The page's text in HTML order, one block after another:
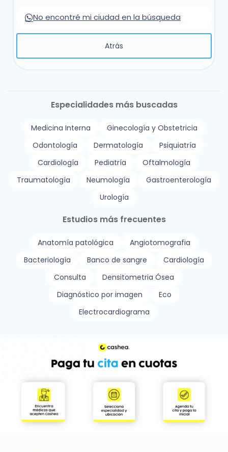
No encontré mi ciudad en la búsqueda
Atrás
Especialidades más buscadas
Medicina Interna
Ginecología y Obstetricia
Odontología
Dermatología
Psiquiatría
Cardiología
Pediatría
Oftalmología
Traumatología
Neumología
Gastroenterología
Urología
Estudios más frecuentes
Anatomía patológica
Angiotomografia
Bacteriología
Banco de sangre
Cardiología
Consulta
Densitometria Ósea
Diagnóstico por imagen
Eco
Electrocardiograma